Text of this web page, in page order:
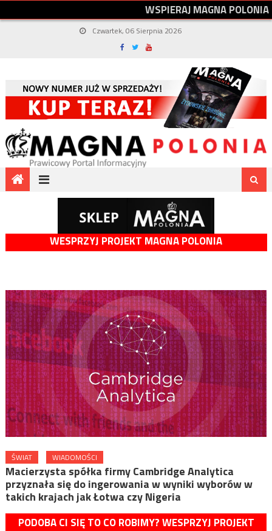
WSPIERAJMAGNAPOLONIA
Czwartek, 06 Sierpnia 2026
WESPRZYJ PROJEKT MAGNA POLONIA
ŚWIAT WIADOMOŚCI
Macierzysta spółka firmy Cambridge Analytica
przyznała się do ingerowania w wyniki wyborów w
takich krajach jak Łotwa czy Nigeria
PODOBA CI SIĘ TO CO ROBIMY? WESPRZYJ PROJEKT